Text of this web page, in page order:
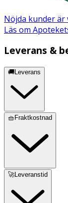
Nöjda kunder är
Läs om
Leverans &
🚚Leverans
🧺Fraktkostnad
🚀Leveranstid